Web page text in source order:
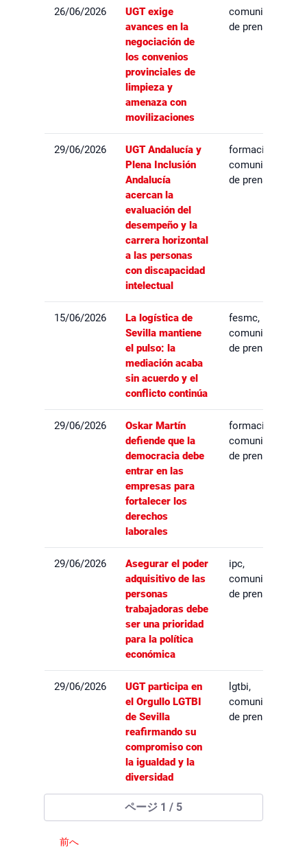
26/06/2026
UGT exige
avances en la
negociación de
los convenios
provinciales de
limpieza y
amenaza con
movilizaciones
comunicados
de prensa
29/06/2026
UGT Andalucía y
Plena Inclusión
Andalucía
acercan la
evaluación del
desempeño y la
carrera horizontal
a las personas
con discapacidad
intelectual
formación,
comunicados
de prensa
15/06/2026
La logística de
Sevilla mantiene
el pulso: la
mediación acaba
sin acuerdo y el
conflicto continúa
fesmc,
comunicados
de prensa
29/06/2026
Oskar Martín
defiende que la
democracia debe
entrar en las
empresas para
fortalecer los
derechos
laborales
formación,
comunicados
de prensa
29/06/2026
Asegurar el poder
adquisitivo de las
personas
trabajadoras debe
ser una prioridad
para la política
económica
ipc,
comunicados
de prensa
29/06/2026
UGT participa en
el Orgullo LGTBI
de Sevilla
reafirmando su
compromiso con
la igualdad y la
diversidad
lgtbi,
comunicados
de prensa
ページ 1 / 5
前へ